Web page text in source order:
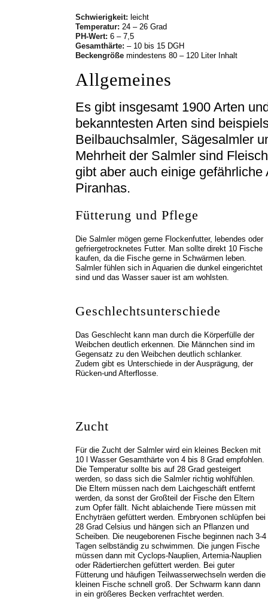
Schwierigkeit: leicht
Temperatur: 24 – 26 Grad
PH-Wert: 6 – 7,5
Gesamthärte: – 10 bis 15 DGH
Beckengröße mindestens 80 – 120 Liter Inhalt
Allgemeines
Es gibt insgesamt 1900 Arten
bekanntesten Arten sind
Beilbauchsalmler, Sägesalmler
Mehrheit der Salmler sind
gibt aber auch einige
Piranhas.
Fütterung und Pflege
Die Salmler mögen gerne Flockenfutter, lebendes oder
gefriergetrocknetes Futter. Man sollte direkt 10 Fische
kaufen, da die Fische gerne in Schwärmen leben.
Salmler fühlen sich in Aquarien die dunkel eingerichtet
sind und das Wasser sauer ist am wohlsten.
Geschlechtsunterschiede
Das Geschlecht kann man durch die Körperfülle der
Weibchen deutlich erkennen. Die Männchen sind im
Gegensatz zu den Weibchen deutlich schlanker.
Zudem gibt es Unterschiede in der Ausprägung, der
Rücken-und Afterflosse.
Zucht
Für die Zucht der Salmler wird ein kleines Becken mit
10 l Wasser Gesamthärte von 4 bis 8 Grad empfohlen.
Die Temperatur sollte bis auf 28 Grad gesteigert
werden, so dass sich die Salmler richtig wohlfühlen.
Die Eltern müssen nach dem Laichgeschäft entfernt
werden, da sonst der Großteil der Fische den Eltern
zum Opfer fällt. Nicht ablaichende Tiere müssen mit
Enchyträen gefüttert werden. Embryonen schlüpfen bei
28 Grad Celsius und hängen sich an Pflanzen und
Scheiben. Die neugeborenen Fische beginnen nach 3-4
Tagen selbständig zu schwimmen. Die jungen Fische
müssen dann mit Cyclops-Nauplien, Artemia-Nauplien
oder Rädertierchen gefüttert werden. Bei guter
Fütterung und häufigen Teilwasserwechseln werden die
kleinen Fische schnell groß. Der Schwarm kann dann
in ein größeres Becken verfrachtet werden.